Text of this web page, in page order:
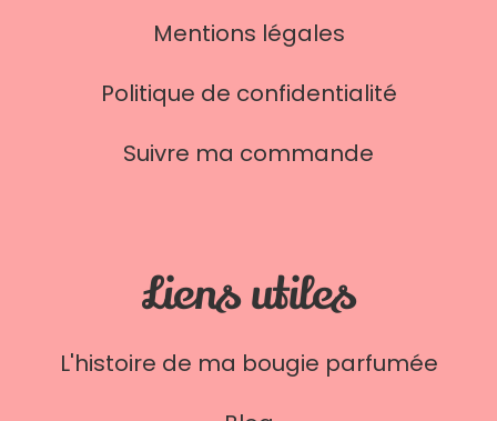
Mentions légales
Politique de confidentialité
Suivre ma commande
Liens utiles
L'histoire de ma bougie parfumée